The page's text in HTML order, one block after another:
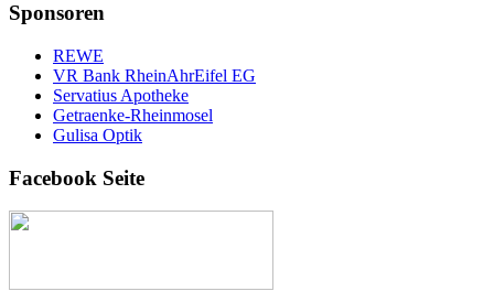
Sponsoren
REWE
VR Bank RheinAhrEifel EG
Servatius Apotheke
Getraenke-Rheinmosel
Gulisa Optik
Facebook Seite